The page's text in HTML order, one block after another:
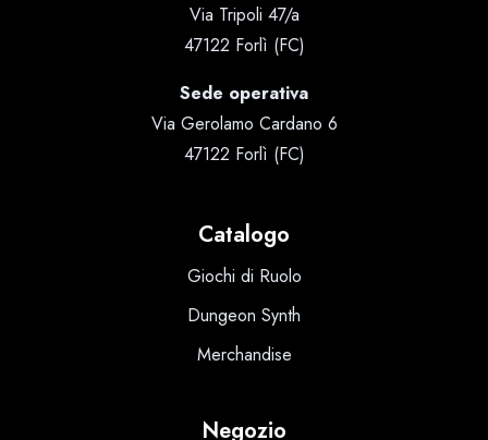
Via Tripoli 47/a
47122 Forlì (FC)
Sede operativa
Via Gerolamo Cardano 6
47122 Forlì (FC)
Catalogo
Giochi di Ruolo
Dungeon Synth
Merchandise
Negozio